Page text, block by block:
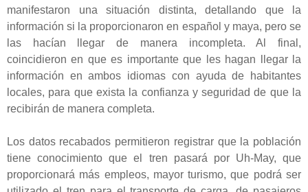
manifestaron una situación distinta, detallando que la
información si la proporcionaron en español y maya, pero se
las hacían llegar de manera incompleta. Al final,
coincidieron en que es importante que les hagan llegar la
información en ambos idiomas con ayuda de habitantes
locales, para que exista la confianza y seguridad de que la
recibirán de manera completa.
Los datos recabados permitieron registrar que la población
tiene conocimiento que el tren pasará por Uh-May, que
proporcionará más empleos, mayor turismo, que podrá ser